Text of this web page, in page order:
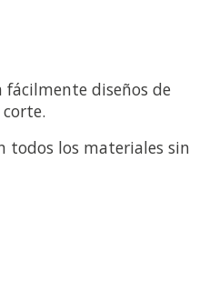
diseños de
los materiales sin